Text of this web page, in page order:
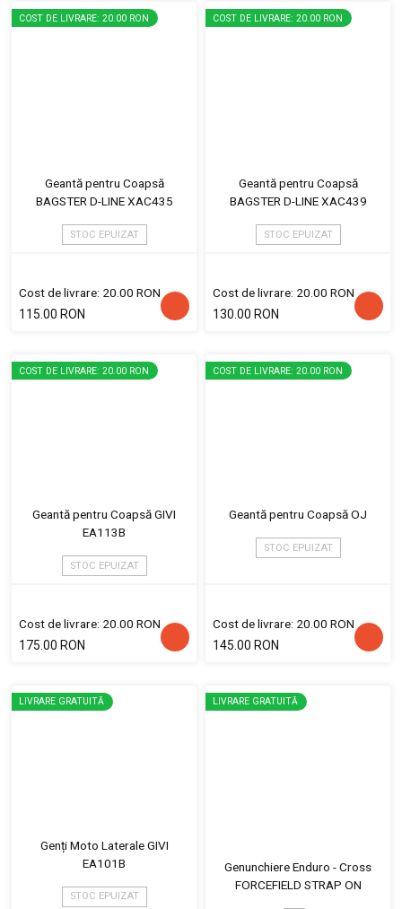
COST DE LIVRARE: 20.00 RON
Geantă pentru Coapsă
BAGSTER D-LINE XAC435
STOC EPUIZAT
Cost de livrare: 20.00 RON
115.00 RON
COST DE LIVRARE: 20.00 RON
Geantă pentru Coapsă
BAGSTER D-LINE XAC439
STOC EPUIZAT
Cost de livrare: 20.00 RON
130.00 RON
COST DE LIVRARE: 20.00 RON
Geantă pentru Coapsă GIVI
EA113B
STOC EPUIZAT
Cost de livrare: 20.00 RON
175.00 RON
COST DE LIVRARE: 20.00 RON
Geantă pentru Coapsă OJ
STOC EPUIZAT
Cost de livrare: 20.00 RON
145.00 RON
LIVRARE GRATUITĂ
Genți Moto Laterale GIVI
EA101B
STOC EPUIZAT
LIVRARE GRATUITĂ
Genunchiere Enduro - Cross
FORCEFIELD STRAP ON